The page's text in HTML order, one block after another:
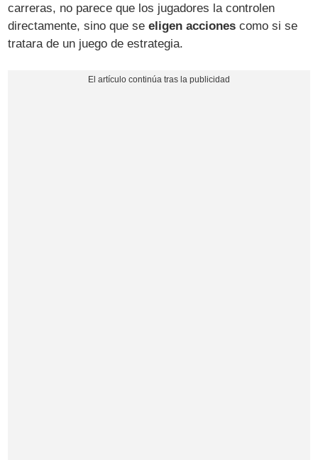
carreras, no parece que los jugadores la controlen
directamente, sino que seeligen acciones como si se
tratara de un juego de estrategia.